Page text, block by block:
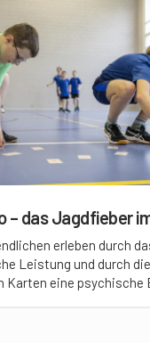
das Jagdfieber
erleben durch
Leistung und durch die
Karten eine psychische